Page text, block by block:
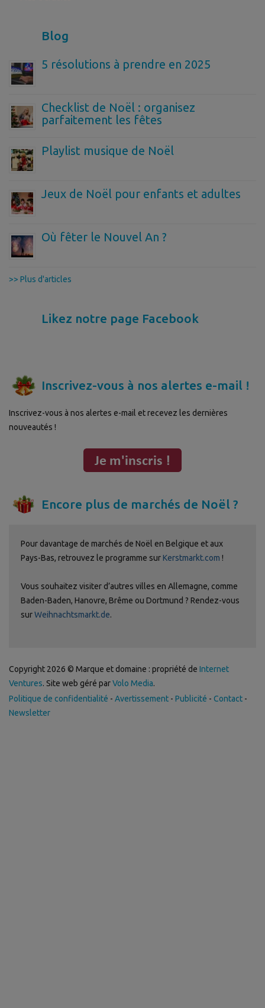
Blog
5 résolutions à prendre en 2025
Checklist de Noël : organisez
parfaitement les fêtes
Playlist musique de Noël
Jeux de Noël pour enfants et adultes
Où fêter le Nouvel An ?
>> Plus d'articles
Likez notre page Facebook
Inscrivez-vous à nos alertes e-mail !
Inscrivez-vous à nos alertes e-mail et recevez les dernières
nouveautés !
Encore plus de marchés de Noël ?
Pour davantage de marchés de Noël en Belgique et aux
Pays-Bas, retrouvez le programme surKerstmarkt.com !
Vous souhaitez visiter d’autres villes en Allemagne, comme
Baden-Baden, Hanovre, Brême ou Dortmund ? Rendez-vous
surWeihnachtsmarkt.de.
Copyright 2026 © Marque et domaine : propriété de Internet
Ventures. Site web géré parVolo Media.
Politique de confidentialité - Avertissement - Publicité - Contact -
Newsletter